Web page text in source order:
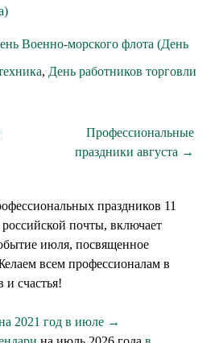
Военно-морского флота (День
, День работников торговли
Профессиональные
праздники августа →
праздников 11
почты, включает
июля, посвященное
всем профессионалам в
и счастья!
2021 год в июле →